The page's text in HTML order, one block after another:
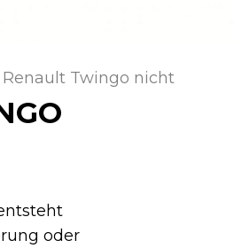
Twingo nicht
oder